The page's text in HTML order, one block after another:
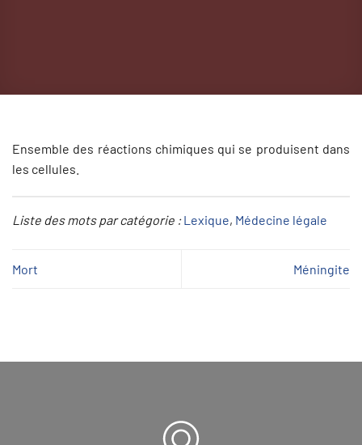
Ensemble des réactions chimiques qui se produisent dans
les cellules.
Liste des mots par catégorie :Lexique, Médecine légale
Mort Méningite